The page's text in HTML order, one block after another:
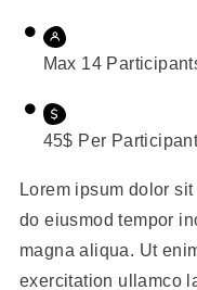
Max 14
45$ Per
Lorem ipsum dolor
do eiusmod tempor
magna aliqua. Ut
exercitation ullamco